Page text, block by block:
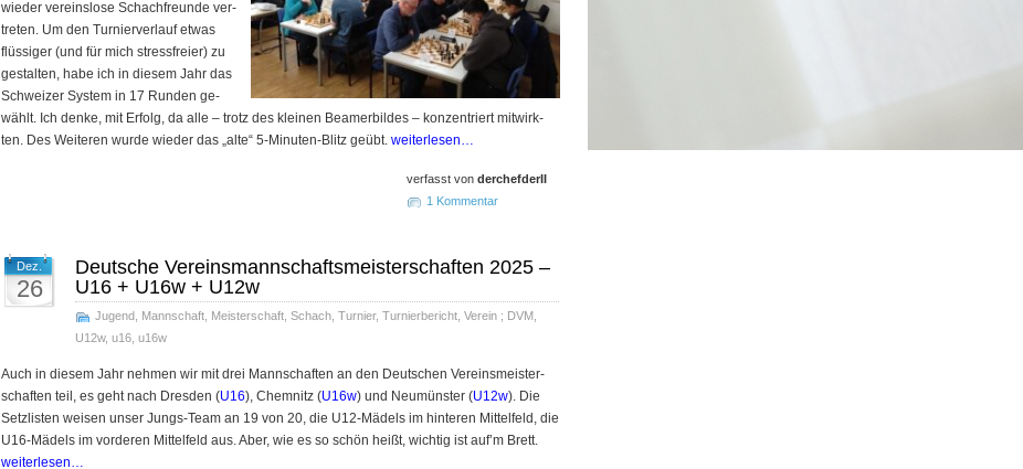
wie­der ver­eins­lo­se Schach­freun­de ver­
tre­ten. Um den Tur­nier­ver­lauf et­was
flüs­si­ger (und für mich stress­frei­er) zu
ge­stal­ten, ha­be ich in die­sem Jahr das
Schwei­zer Sys­tem in 17 Run­den ge­
wählt. Ich den­ke, mit Er­folg, da al­le – trotz des klei­nen Bea­mer­bil­des – kon­zen­triert mit­wirk­
ten. Des Wei­te­ren wurde wie­der das „alte“ 5-Mi­nu­ten-Blitz ge­übt. weiterlesen…
verfasst von derchefderII
1 Kommentar
Dez.
26
Deutsche Vereins­mann­schafts­meis­ter­schaf­ten 2025 –
U16 + U16w + U12w
Jugend Mannschaft Meisterschaft Schach Turnier, Turnierbericht Verein ; DVM
U12w, u16 u16w
Auch in diesem Jahr nehmen wir mit drei Mannschaften an den Deutschen Vereins­meister­
schaften teil, es geht nach Dresden (U16), Chemnitz (U16w) und Neumünster (U12w). Die
Setzlisten weisen unser Jungs-Team an 19 von 20, die U12-Mädels im hinteren Mittelfeld, die
U16-Mädels im vorderen Mittelfeld aus. Aber, wie es so schön heißt, wichtig ist auf’m Brett.
weiterlesen…